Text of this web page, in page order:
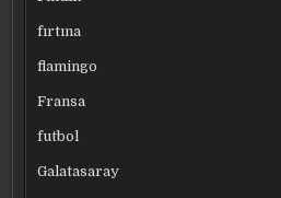
fırtına
flamingo
Fransa
futbol
Galatasaray